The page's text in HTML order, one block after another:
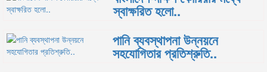
স্বাক্ষরিত হলো..
পানি ব্যবস্থাপনা উন্নয়নে
সহযোগিতার প্রতিশ্রুতি..